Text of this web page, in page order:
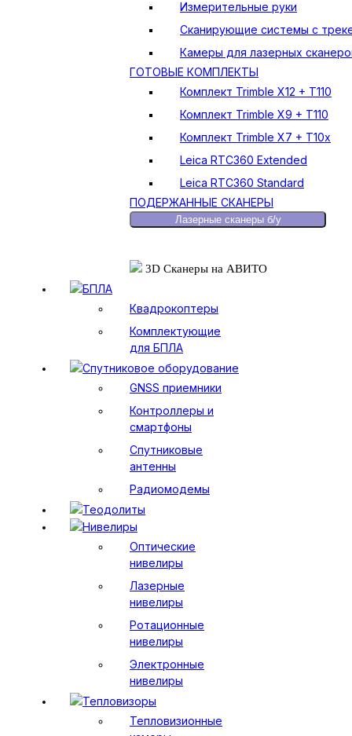
Измерительные руки
Сканирующие системы с
Камеры для лазерных
ГОТОВЫЕ КОМПЛЕКТЫ
Комплект Trimble X12 + T110
Комплект Trimble X9 + T110
Комплект Trimble X7 + T10x
Leica RTC360 Extended
Leica RTC360 Standard
ПОДЕРЖАННЫЕ СКАНЕРЫ
Лазерные сканеры б/у
3D Сканеры на АВИТО
БПЛА
Квадрокоптеры
Комплектующие
для БПЛА
Спутниковое оборудование
GNSS приемники
Контроллеры и
смартфоны
Спутниковые
антенны
Радиомодемы
Теодолиты
Нивелиры
Оптические
нивелиры
Лазерные
нивелиры
Ротационные
нивелиры
Электронные
нивелиры
Тепловизоры
Тепловизионные